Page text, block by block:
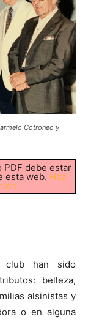
Cotroneo y
PDF debe estar
esta web. Haz
club han sido
belleza,
alsinistas y
o en alguna